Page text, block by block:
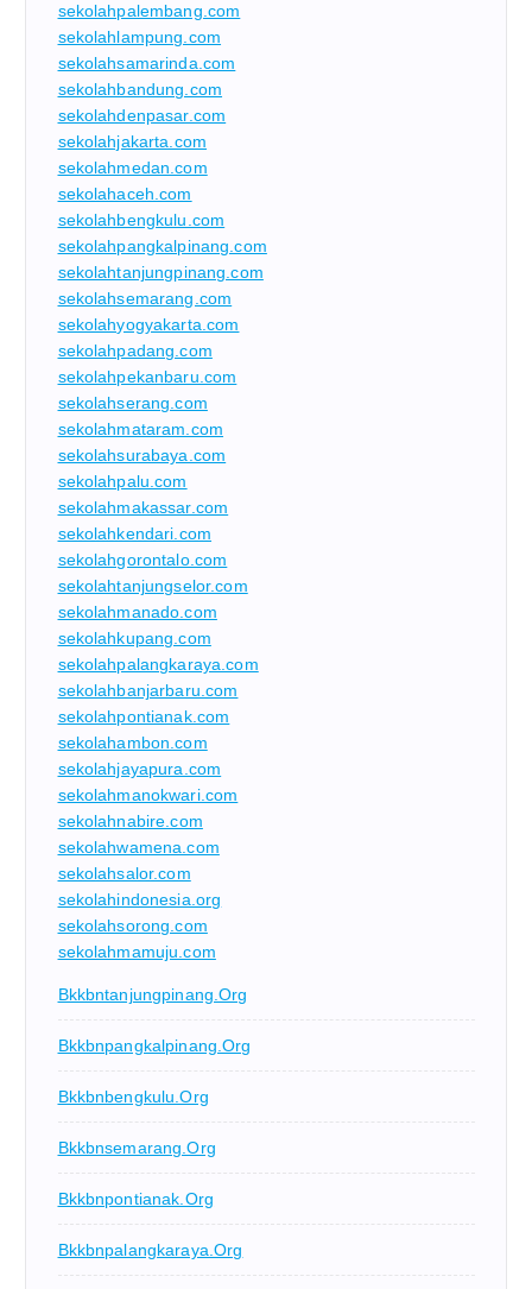
sekolahpalembang.com
sekolahlampung.com
sekolahsamarinda.com
sekolahbandung.com
sekolahdenpasar.com
sekolahjakarta.com
sekolahmedan.com
sekolahaceh.com
sekolahbengkulu.com
sekolahpangkalpinang.com
sekolahtanjungpinang.com
sekolahsemarang.com
sekolahyogyakarta.com
sekolahpadang.com
sekolahpekanbaru.com
sekolahserang.com
sekolahmataram.com
sekolahsurabaya.com
sekolahpalu.com
sekolahmakassar.com
sekolahkendari.com
sekolahgorontalo.com
sekolahtanjungselor.com
sekolahmanado.com
sekolahkupang.com
sekolahpalangkaraya.com
sekolahbanjarbaru.com
sekolahpontianak.com
sekolahambon.com
sekolahjayapura.com
sekolahmanokwari.com
sekolahnabire.com
sekolahwamena.com
sekolahsalor.com
sekolahindonesia.org
sekolahsorong.com
sekolahmamuju.com
Bkkbntanjungpinang.org
Bkkbnpangkalpinang.org
Bkkbnbengkulu.org
Bkkbnsemarang.org
Bkkbnpontianak.org
Bkkbnpalangkaraya.org